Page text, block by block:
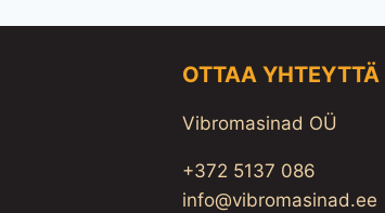
OTTAA YHTEYTTÄ
Vibromasinad OÜ
+372 5137 086
info@vibromasinad.ee